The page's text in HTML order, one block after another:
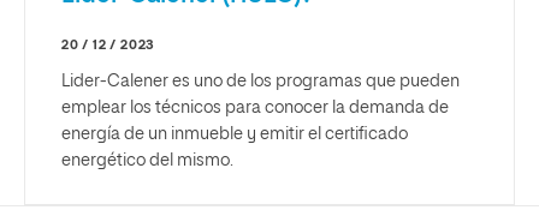
20 / 12 / 2023
Lider-Calener es uno de los programas que pueden
emplear los técnicos para conocer la demanda de
energía de un inmueble y emitir el certificado
energético del mismo.